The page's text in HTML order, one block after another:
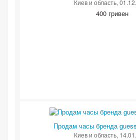
Киев и область,
400 гривен
Продам часы бренда
Киев и область,